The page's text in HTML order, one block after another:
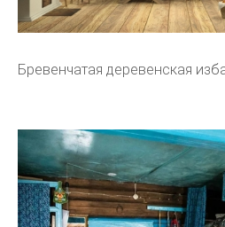
Бревенчатая деревенская